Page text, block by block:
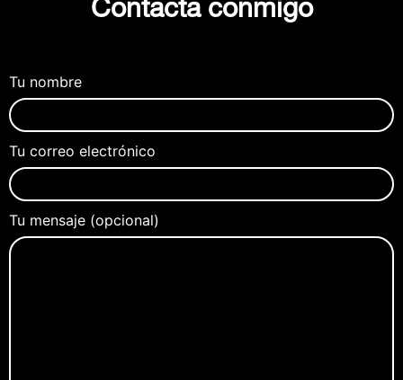
Contacta conmigo
Tu nombre
Tu correo electrónico
Tu mensaje (opcional)